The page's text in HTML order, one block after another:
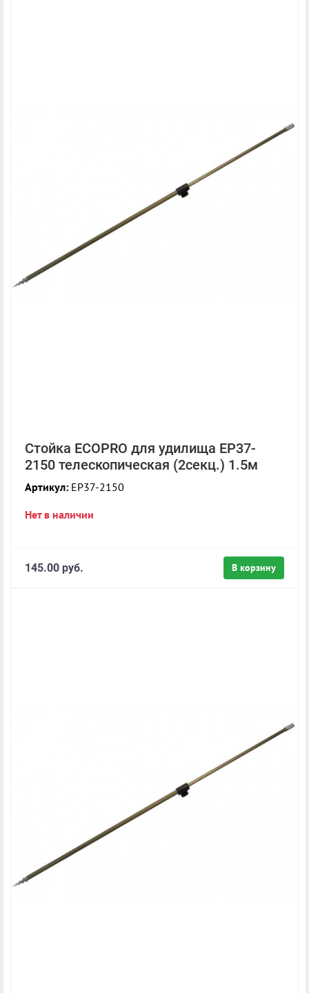
Стойка ECOPRO для удилища EP37-
2150 телескопическая (2секц.) 1.5м
Артикул: EP37-2150
Нет в наличии
В корзину
145.00 руб.